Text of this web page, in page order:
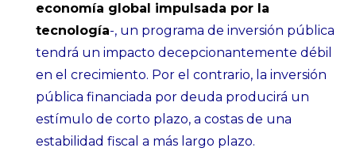
economía global impulsada por la
tecnología-, un programa de inversión pública
tendrá un impacto decepcionantemente débil
en el crecimiento. Por el contrario, la inversión
pública financiada por deuda producirá un
estímulo de corto plazo, a costas de una
estabilidad fiscal a más largo plazo.